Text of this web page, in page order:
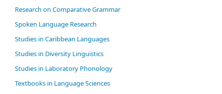
Research on Comparative Grammar
Spoken Language Research
Studies in Caribbean Languages
Studies in Diversity Linguistics
Studies in Laboratory Phonology
Textbooks in Language Sciences